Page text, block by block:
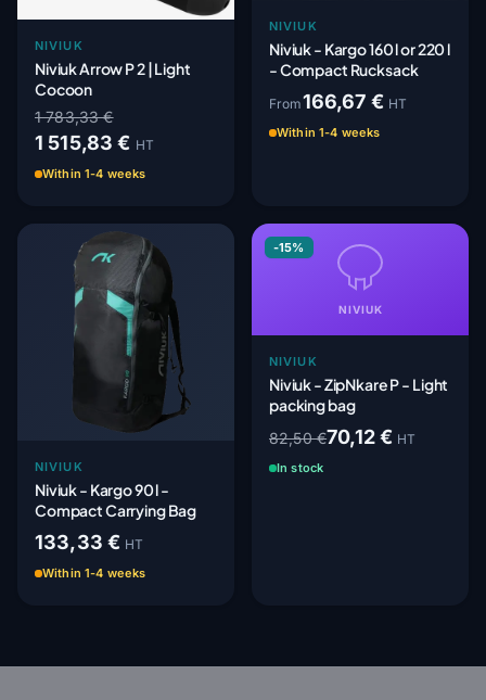
NIVIUK
Niviuk Arrow P 2 | Light
Cocoon
1 783,33 €
1 515,83 € HT
Within 1-4 weeks
NIVIUK
Niviuk - Kargo 160 l or 220 l
- Compact Rucksack
From166,67 € HT
Within 1-4 weeks
NIVIUK
Niviuk - Kargo 90 l -
Compact Carrying Bag
133,33 € HT
Within 1-4 weeks
NIVIUK
-15%
NIVIUK
Niviuk - ZipNkare P - Light
packing bag
82,50 €70,12 € HT
In stock